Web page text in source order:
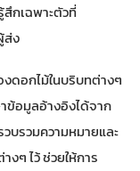
กเฉพาะตัวที่
ส่ง
ดอกไม้ในบริบทต่างๆ
ข้อมูลอ้างอิงได้จาก
บรวมความหมายและ
ๆ ไว้ ช่วยให้การ